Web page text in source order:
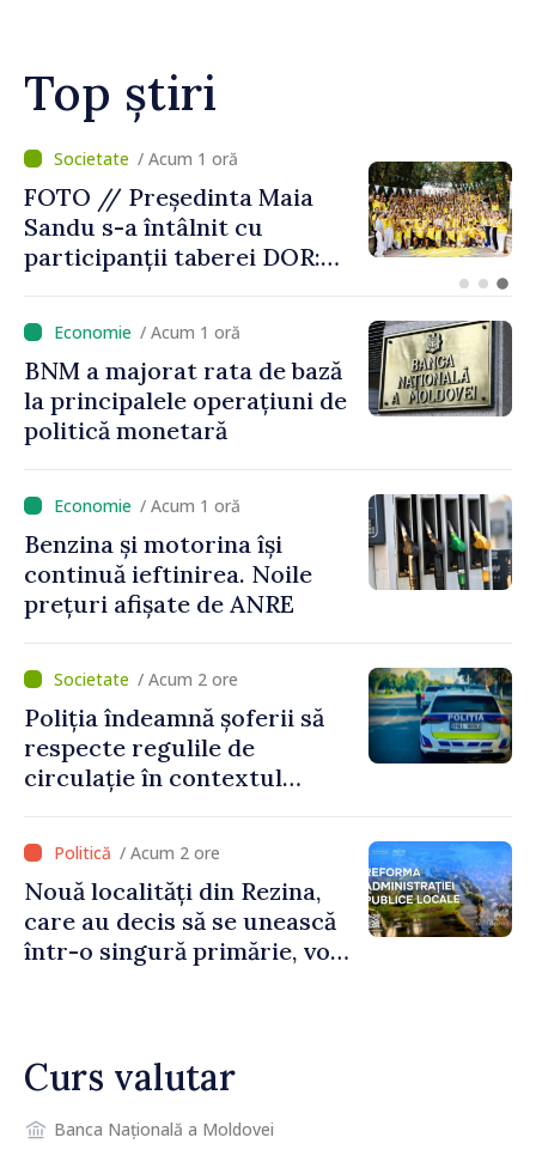
Top știri
/ Acum 14 minute
VIDEO // Premierul Vasile
Tofan a prezentat
principalele prevederi ale
2027
/ Acum 1 oră
BNM a majorat rata de bază
la principalele operațiuni de
politică monetară
/ Acum 1 oră
Benzina și motorina își
continuă ieftinirea. Noile
prețuri afișate de ANRE
/ Acum 2 ore
Poliția îndeamnă șoferii să
respecte regulile de
circulație în contextul
perioada concediilor
/ Acum 2 ore
Nouă localități din Rezina,
care au decis să se unească
într-o singură primărie, vor
Curs valutar
Banca Națională a Moldovei